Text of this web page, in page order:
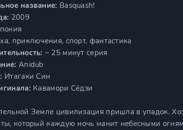
название: Basquash!
2009
приключения, спорт, фантастика
~ 25 минут серия
Anidub
Итагаки Син
Кавамори Сёдзи
Земле цивилизация пришла в упадок.
который каждую ночь манит небесными